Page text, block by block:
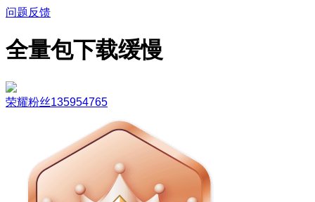
问题反馈
全量包下载缓慢
荣耀粉丝135954765